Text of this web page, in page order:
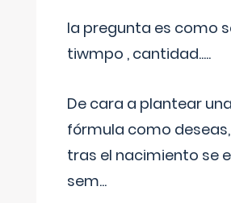
la pregunta es como
tiwmpo , cantidad.....
De cara a plantear
fórmula como
tras el nacimiento se
sem...